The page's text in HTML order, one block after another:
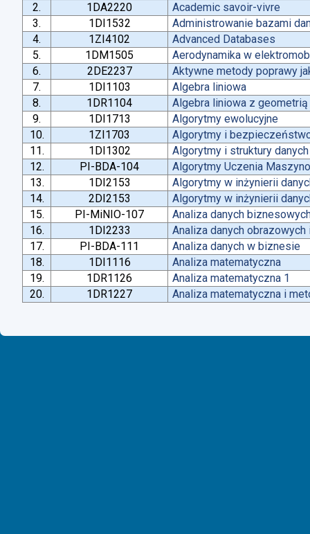
2.
1DA2220
Academic savoir-vivre
3.
1DI1532
Administrowanie bazami
4.
1ZI4102
Advanced Databases
5.
1DM1505
Aerodynamika w
6.
2DE2237
Aktywne metody poprawy
7.
1DI1103
Algebra liniowa
8.
1DR1104
Algebra liniowa z geometrią
9.
1DI1713
Algorytmy ewolucyjne
10.
1ZI1703
Algorytmy i
11.
1DI1302
Algorytmy i struktury danych
12.
PI-BDA-104
Algorytmy Uczenia
13.
1DI2153
Algorytmy w inżynierii
14.
2DI2153
Algorytmy w inżynierii
15.
PI-MiNIO-107
Analiza danych
16.
1DI2233
Analiza danych
17.
PI-BDA-111
Analiza danych w biznesie
18.
1DI1116
Analiza matematyczna
19.
1DR1126
Analiza matematyczna 1
20.
1DR1227 Analiza matematyczna i